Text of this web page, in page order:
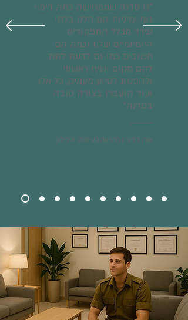
"זו סדנה שממחישה כמה דימוי
גוף ומיניות הם חלק בלתי
נפרד מכלל התפקודים
היומיומיים שלנו וכמה הם
חשובים כמו גם לדעת לתת
להם מקום ושיח ראשוני
ולהפנות לסיוע מעמיק, כל אלו
ועוד הועברו בצורה טובה
בסדנה"
אורן לידור | מרפאה בעיסוק, איכילוב